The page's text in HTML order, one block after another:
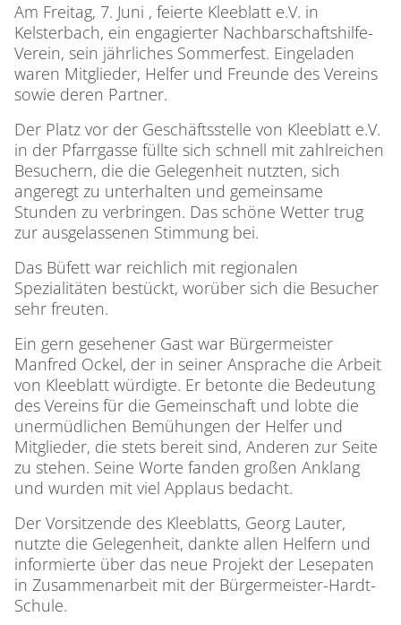
Am Freitag, 7. Juni , feierte Kleeblatt e.V. in
Kelsterbach, ein engagierter Nachbarschaftshilfe-
Verein, sein jährliches Sommerfest. Eingeladen
waren Mitglieder, Helfer und Freunde des Vereins
sowie deren Partner.
Der Platz vor der Geschäftsstelle von Kleeblatt e.V.
in der Pfarrgasse füllte sich schnell mit zahlreichen
Besuchern, die die Gelegenheit nutzten, sich
angeregt zu unterhalten und gemeinsame
Stunden zu verbringen. Das schöne Wetter trug
zur ausgelassenen Stimmung bei.
Das Büfett war reichlich mit regionalen
Spezialitäten bestückt, worüber sich die Besucher
sehr freuten.
Ein gern gesehener Gast war Bürgermeister
Manfred Ockel, der in seiner Ansprache die Arbeit
von Kleeblatt würdigte. Er betonte die Bedeutung
des Vereins für die Gemeinschaft und lobte die
unermüdlichen Bemühungen der Helfer und
Mitglieder, die stets bereit sind, Anderen zur Seite
zu stehen. Seine Worte fanden großen Anklang
und wurden mit viel Applaus bedacht.
Der Vorsitzende des Kleeblatts, Georg Lauter,
nutzte die Gelegenheit, dankte allen Helfern und
informierte über das neue Projekt der Lesepaten
in Zusammenarbeit mit der Bürgermeister-Hardt-
Schule.